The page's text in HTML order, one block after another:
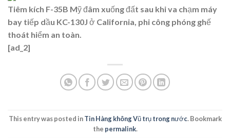
Tiêm kích F-35B Mỹ đâm xuống đất sau khi va chạm máy
bay tiếp dầu KC-130J ở California, phi công phóng ghế
thoát hiểm an toàn.
[ad_2]
This entry was posted inTin Hàng không Vũ trụ trong nước. Bookmark
the permalink.